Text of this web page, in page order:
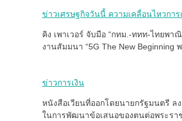
ข่าวเศรษฐกิจวันนี้ ความเคลื่อนไหวกา
คิง เพาเวอร์ จับมือ “กทม.-ททท-ไทยพ
งานสัมมนา “5G The New
ข่าวการเงิน
หนังสือเวียนที่ออกโดยนายกรัฐมนตรี ล
ในการพัฒนาข้อเสนอของตนต่อพระรา